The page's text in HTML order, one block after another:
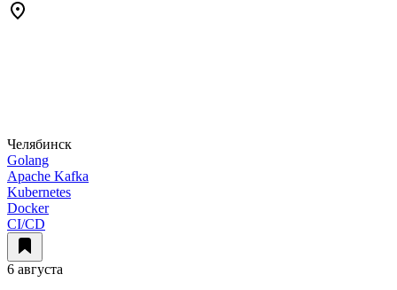
Челябинск
Golang
Apache Kafka
Kubernetes
Docker
CI/CD
6 августа